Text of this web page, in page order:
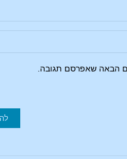
הבאה שאפרסם תגובה.